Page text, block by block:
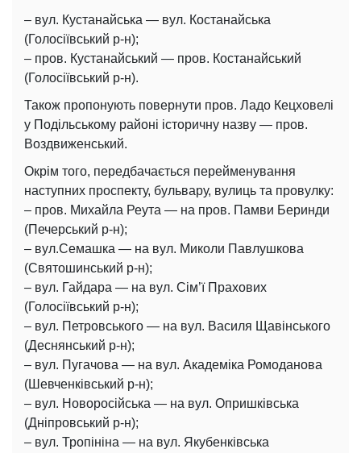
– вул. Кустанайська — вул. Костанайська
(Голосіївський р-н);
– пров. Кустанайський — пров. Костанайський
(Голосіївський р-н).
Також пропонують повернути пров. Ладо Кецховелі
у Подільському районі історичну назву — пров.
Воздвиженський.
Окрім того, передбачається перейменування
наступних проспекту, бульвару, вулиць та провулку:
– пров. Михайла Реута — на пров. Памви Беринди
(Печерський р-н);
– вул.Семашка — на вул. Миколи Павлушкова
(Святошинський р-н);
– вул. Гайдара — на вул. Сім’ї Прахових
(Голосіївський р-н);
– вул. Петровського — на вул. Василя Щавінського
(Деснянський р-н);
– вул. Пугачова — на вул. Академіка Ромоданова
(Шевченківський р-н);
– вул. Новоросійська — на вул. Опришківська
(Дніпровський р-н);
– вул. Тропініна — на вул. Якубенківська